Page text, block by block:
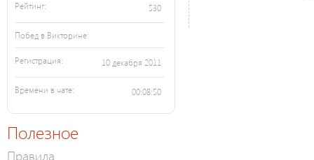
Рейтинг: 530
Побед в Викторине:
Регистрация: 10 декабря 2011
Времени в чате: 00:08:50
Полезное
Правила